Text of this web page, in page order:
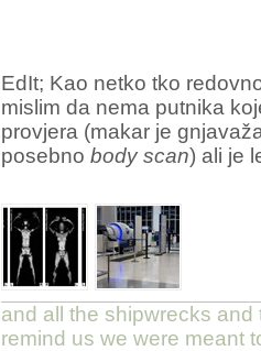
EdIt; Kao netko tko
mislim da nema putnika
provjera (makar je
posebno body scan) ali je
and all the shipwrecks
remind us we were meant